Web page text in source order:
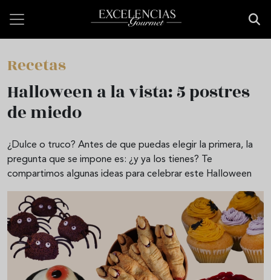
Recetas
Halloween a la vista: 5 postres
de miedo
¿Dulce o truco? Antes de que puedas elegir la primera, la
pregunta que se impone es: ¿y ya los tienes? Te
compartimos algunas ideas para celebrar este Halloween